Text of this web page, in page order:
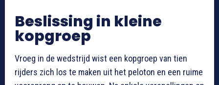
Beslissing in kleine
kopgroep
Vroeg in de wedstrijd wist een kopgroep van tien
rijders zich los te maken uit het peloton en een ruime